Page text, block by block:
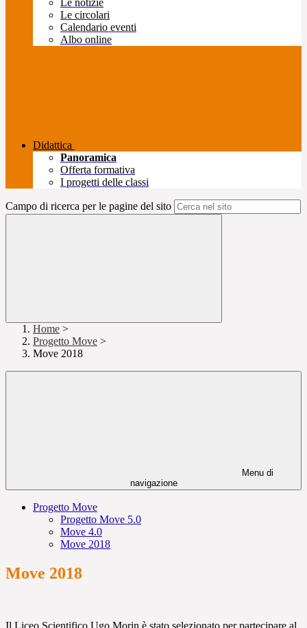
Le notizie
Le circolari
Calendario eventi
Albo online
Didattica
Panoramica
Offerta formativa
I progetti delle classi
Campo di ricerca per le pagine del sito
Home >
Progetto Move >
Move 2018
Menu di
navigazione
Progetto Move
Progetto Move 5.0
Move 4.0
Move 2018
Move 2018